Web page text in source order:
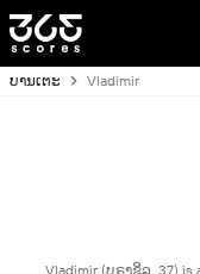
ບານເຕະ Vladimir
Vladimir (ບຣາຊິລ, 37) is